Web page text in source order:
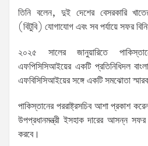
তিনি বলেন, দুই দেশের বেসরকারি
(বিটুবি) যোগাযোগ এবং সব পর্যায়ে সফর
২০২৫ সালের জানুয়ারিতে
এফপিসিসিআইয়ের একটি প্রতিনিধিদল
এফবিসিসিআইয়ের সঙ্গে একটি সমঝোতা
পাকিস্তানের পররাষ্ট্রসচিব আশা প্রকাশ
উপপ্রধানমন্ত্রী ইসহাক দারের আসন্ন
করবে।